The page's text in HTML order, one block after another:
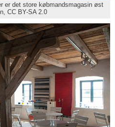
er det store købmandsmagasin øst
CC BY-SA 2.0